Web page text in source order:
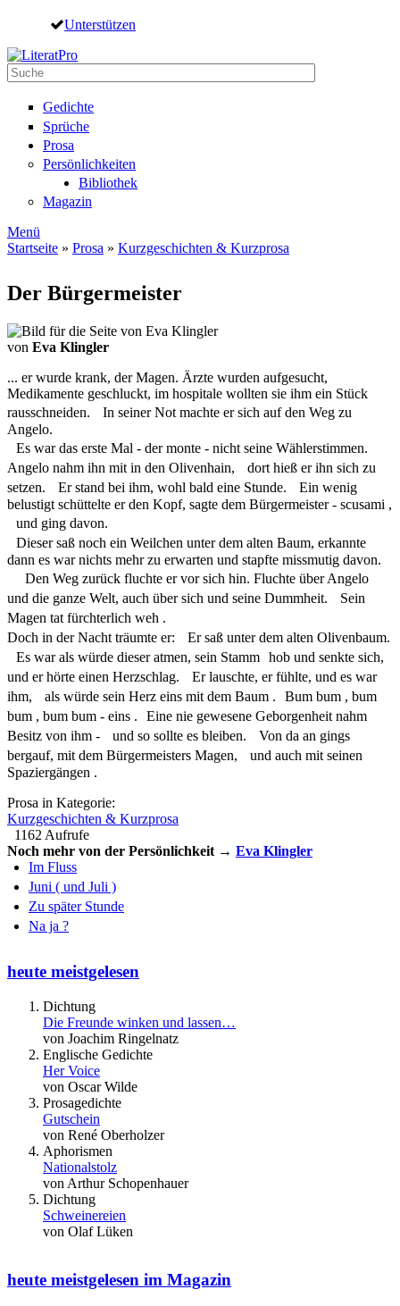
Direkt zum Inhalt
Unterstützen
Suche
Gedichte
Sprüche
Prosa
Persönlichkeiten
Bibliothek
Magazin
Menü
Startseite » Prosa » Kurzgeschichten & Kurzprosa
Der Bürgermeister
von Eva Klingler
... er wurde krank, der Magen. Ärzte wurden aufgesucht,
Medikamente geschluckt, im hospitale wollten sie ihm ein Stück
rausschneiden. In seiner Not machte er sich auf den Weg zu
Angelo.
Es war das erste Mal - der monte - nicht seine Wählerstimmen.
Angelo nahm ihn mit in den Olivenhain, dort hieß er ihn sich zu
setzen. Er stand bei ihm, wohl bald eine Stunde. Ein wenig
belustigt schüttelte er den Kopf, sagte dem Bürgermeister - scusami ,
und ging davon.
Dieser saß noch ein Weilchen unter dem alten Baum, erkannte
dann es war nichts mehr zu erwarten und stapfte missmutig davon.
Den Weg zurück fluchte er vor sich hin. Fluchte über Angelo
und die ganze Welt, auch über sich und seine Dummheit. Sein
Magen tat fürchterlich weh .
Doch in der Nacht träumte er: Er saß unter dem alten Olivenbaum.
Es war als würde dieser atmen, sein Stamm hob und senkte sich,
und er hörte einen Herzschlag. Er lauschte, er fühlte, und es war
ihm, als würde sein Herz eins mit dem Baum . Bum bum , bum
bum , bum bum - eins . Eine nie gewesene Geborgenheit nahm
Besitz von ihm - und so sollte es bleiben. Von da an gings
bergauf, mit dem Bürgermeisters Magen, und auch mit seinen
Spaziergängen .
Prosa in Kategorie:
Kurzgeschichten & Kurzprosa
1162 Aufrufe
Noch mehr von der Persönlichkeit → Eva Klingler
Im Fluss
Juni ( und Juli )
Zu später Stunde
Na ja ?
heute meistgelesen
Dichtung
Die Freunde winken und lassen…
von Joachim Ringelnatz
Englische Gedichte
Her Voice
von Oscar Wilde
Prosagedichte
Gutschein
von René Oberholzer
Aphorismen
Nationalstolz
von Arthur Schopenhauer
Dichtung
Schweinereien
von Olaf Lüken
heute meistgelesen im Magazin